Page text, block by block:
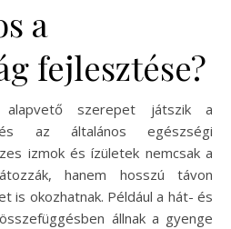
a
fejlesztése?
szerepet játszik a
és az általános egészségi
izmok és ízületek nemcsak a
hanem hosszú távon
is okozhatnak. Például a hát- és
állnak a gyenge